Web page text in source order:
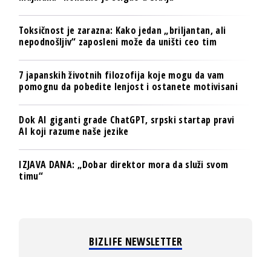
Toksičnost je zarazna: Kako jedan „briljantan, ali
nepodnošljiv“ zaposleni može da uništi ceo tim
7 japanskih životnih filozofija koje mogu da vam
pomognu da pobedite lenjost i ostanete motivisani
Dok AI giganti grade ChatGPT, srpski startap pravi
AI koji razume naše jezike
IZJAVA DANA: „Dobar direktor mora da služi svom
timu“
BIZLIFE NEWSLETTER